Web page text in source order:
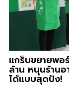
แกร็บขยายพอ
ล้าน หนุนร้าน
ได้แบบสุดปัง!